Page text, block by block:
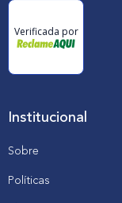
Verificada por
Institucional
Sobre
Políticas